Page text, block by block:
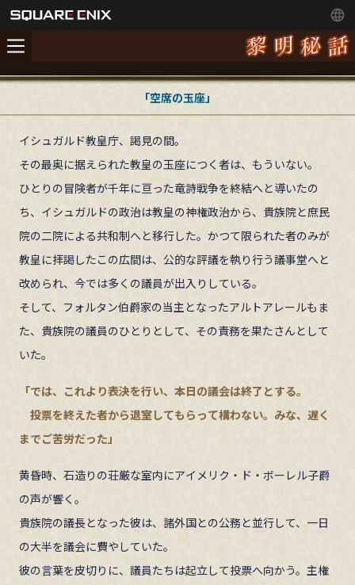
「空席の玉座」
イシュガルド教皇庁、謁見の間。
その最奥に据えられた教皇の玉座につく者は、もういない。
ひとりの冒険者が千年に亘った竜詩戦争を終結へと導いたの
ち、イシュガルドの政治は教皇の神権政治から、貴族院と庶民
院の二院による共和制へと移行した。かつて限られた者のみが
教皇に拝謁したこの広間は、公的な評議を執り行う議事堂へと
改められ、今では多くの議員が出入りしている。
そして、フォルタン伯爵家の当主となったアルトアレールもま
た、貴族院の議員のひとりとして、その責務を果たさんとして
いた。
「では、これより表決を行い、本日の議会は終了とする。
投票を終えた者から退室してもらって構わない。みな、遅く
までご苦労だった」
黄昏時、石造りの荘厳な室内にアイメリク・ド・ボーレル子爵
の声が響く。
貴族院の議長となった彼は、諸外国との公務と並行して、一日
の大半を議会に費やしていた。
彼の言葉を皮切りに、議員たちは起立して投票へ向かう。主権